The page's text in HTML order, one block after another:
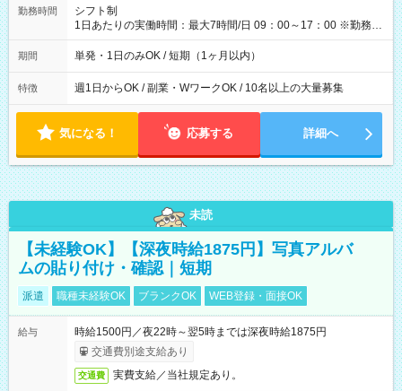
間】試用期間なし
勤務時間
シフト制
1日あたりの実働時間：最大7時間/日 09：00～17：00 ※勤務時
間は 試験により異なります。
期間 単発・1日のみOK / 短期（1ヶ月以内）
特徴 週1日からOK / 副業・WワークOK / 10名以上の大量募集
気になる！ 応募する 詳細へ
未読
【未経験OK】【深夜時給1875円】写真アルバ
ムの貼り付け・確認｜短期
派遣 職種未経験OK ブランクOK WEB登録・面接OK
給与
時給1500円／夜22時～翌5時までは深夜時給1875円
交通費別途支給あり
交通費 実費支給／当社規定あり。